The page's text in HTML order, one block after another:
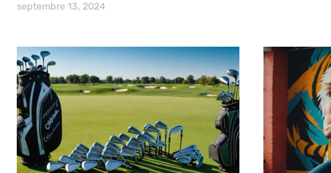
septembre 13, 2024